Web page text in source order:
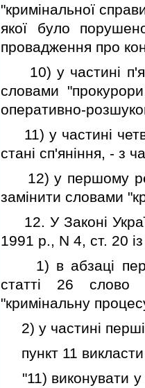
"кримiнальної
якої було
провадження про
10) у частинi
словами
оперативно-
11) у частинi
станi сп'янiння, - з
12) у першому
замiнити словами
12. У Законi
1991 р., N 4, ст. 20
1) в абзацi
статтi 26 слово
"кримiнальну
2) у частинi
пункт 11 викласти
"11) виконувати у